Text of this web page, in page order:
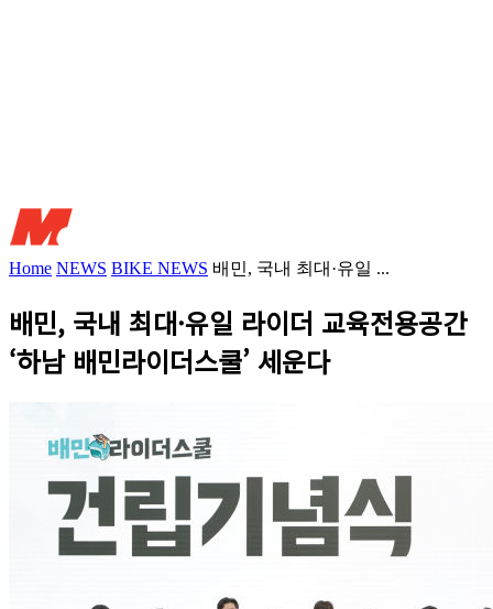
Home NEWS BIKE NEWS 배민, 국내 최대·유일 ...
배민, 국내 최대·유일 라이더 교육전용공간
‘하남 배민라이더스쿨’ 세운다